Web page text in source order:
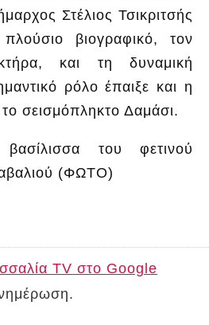
Στέλιος Τσικριτσής
βιογραφικό, τον
και τη δυναμική
ρόλο έπαιξε και η
σεισμόπληκτο Δαμάσι.
TV στο Google